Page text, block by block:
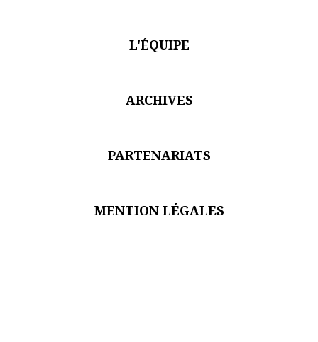
L'ÉQUIPE
ARCHIVES
PARTENARIATS
MENTION LÉGALES